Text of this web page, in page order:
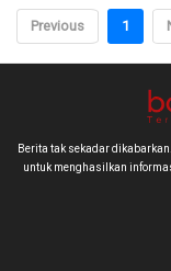
Previous 1
Berita tak sekadar
untuk menghasilkan